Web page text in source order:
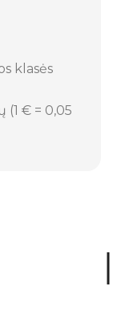
klasės
€ = 0,05